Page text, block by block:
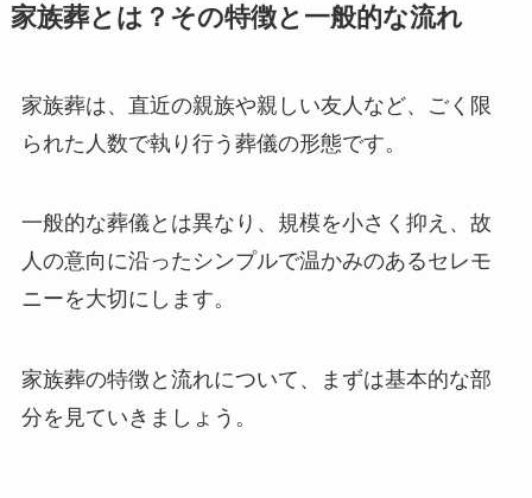
家族葬とは？その特徴と一般的な流れ
家族葬は、直近の親族や親しい友人など、ごく限
られた人数で執り行う葬儀の形態です。
一般的な葬儀とは異なり、規模を小さく抑え、故
人の意向に沿ったシンプルで温かみのあるセレモ
ニーを大切にします。
家族葬の特徴と流れについて、まずは基本的な部
分を見ていきましょう。